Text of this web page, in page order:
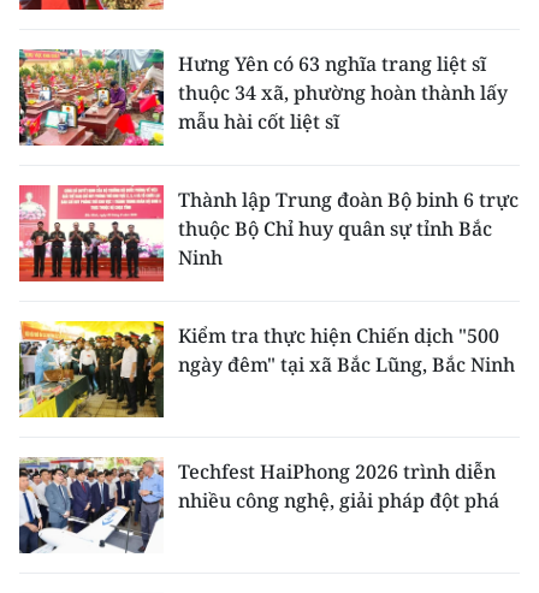
Hưng Yên có 63 nghĩa trang liệt sĩ
thuộc 34 xã, phường hoàn thành lấy
mẫu hài cốt liệt sĩ
Thành lập Trung đoàn Bộ binh 6 trực
thuộc Bộ Chỉ huy quân sự tỉnh Bắc
Ninh
Kiểm tra thực hiện Chiến dịch "500
ngày đêm" tại xã Bắc Lũng, Bắc Ninh
Techfest HaiPhong 2026 trình diễn
nhiều công nghệ, giải pháp đột phá